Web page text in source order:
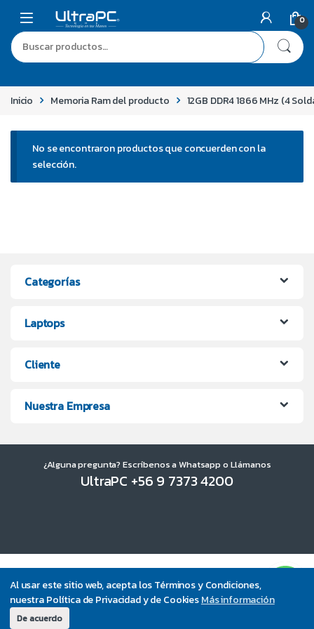
Al usar este sitio web, acepta los Términos y Condiciones,
nuestra Política de Privacidad y de CookiesMás información
De acuerdo
0
Inicio Memoria Ram del producto 12GB DDR4 1866 MHz (4
No se encontraron productos que concuerden con la
selección.
Categorías
Laptops
Cliente
Nuestra Empresa
¿Alguna pregunta? Escríbenos a Whatsapp o Llámanos
UltraPC +56 9 7373 4200